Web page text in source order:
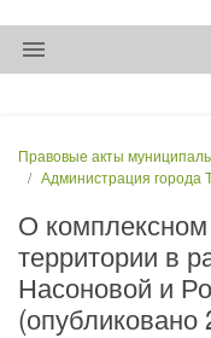
menu
Правовые акты
Администрация города
О комплексном
территории в
Насоновой и
(опубликовано